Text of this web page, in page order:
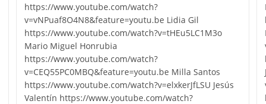
https://www.youtube.com/watch?
v=vNPuaf8O4N8&feature=youtu.be Lidia Gil
https://www.youtube.com/watch?v=tHEu5LC1M3o
Mario Miguel Honrubia
https://www.youtube.com/watch?
v=CEQ55PC0MBQ&feature=youtu.be Milla Santos
https://www.youtube.com/watch?v=elxkerJfLSU Jesús
Valentín https://www.youtube.com/watch?